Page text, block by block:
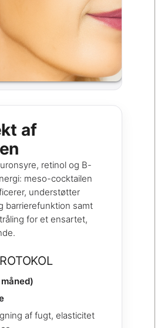
af
retinol og B-
meso-cocktailen
understøtter
barrierefunktion samt
for et ensartet,
af fugt, elasticitet